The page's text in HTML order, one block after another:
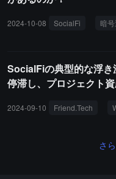
2024-10-08 SocialFi 暗
SocialFiの典型的な浮
停滞し、プロジェクト
2024-09-10 Friend.Tech
さ